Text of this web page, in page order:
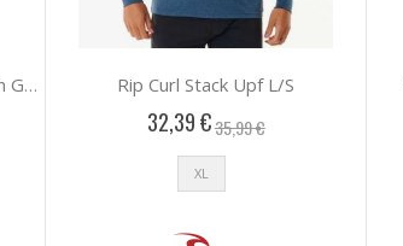
Oneil Premium Skins O Zone Rash Guard Hood Rip Curl Stack Upf L/S
32,39 €35,99 €
XL